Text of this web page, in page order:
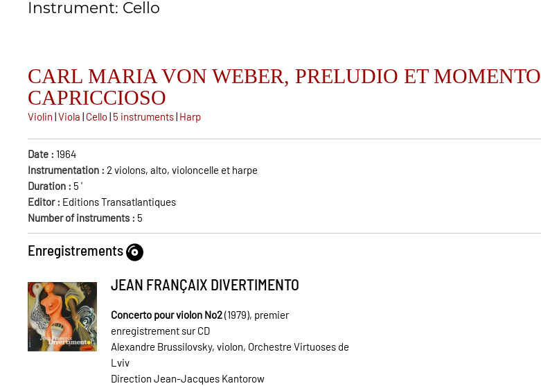
Instrument: Cello
CARL MARIA VON WEBER, PRELUDIO ET MOMENTO
CAPRICCIOSO
Violin |Viola | Cello| 5 instruments| Harp
Date : 1964
Instrumentation : 2 violons, alto, violoncelle et harpe
Duration : 5 '
Editor : Editions Transatlantiques
Number of instruments : 5
Enregistrements
JEAN FRANÇAIX DIVERTIMENTO
Concerto pour violon No2(1979), premier
enregistrement sur CD
Alexandre Brussilovsky, violon, Orchestre Virtuoses de
Lviv
Direction Jean-Jacques Kantorow